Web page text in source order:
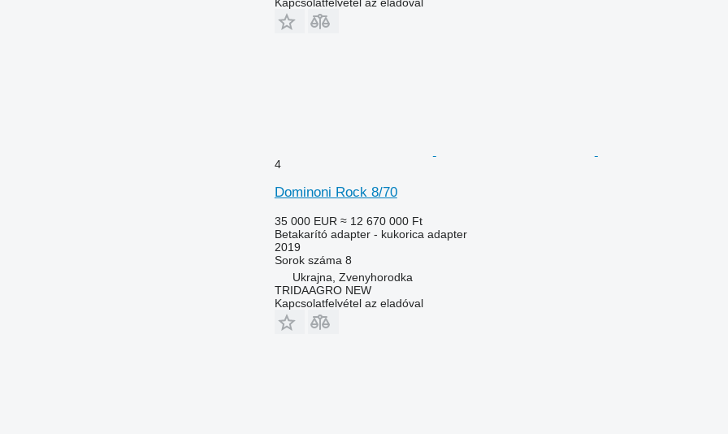
4
Dominoni Rock 8/70
35 000 EUR ≈ 12 670 000 Ft
Betakarító adapter - kukorica adapter
2019
Sorok száma 8
Ukrajna, Zvenyhorodka
TRIDAAGRO NEW
Kapcsolatfelvétel az eladóval